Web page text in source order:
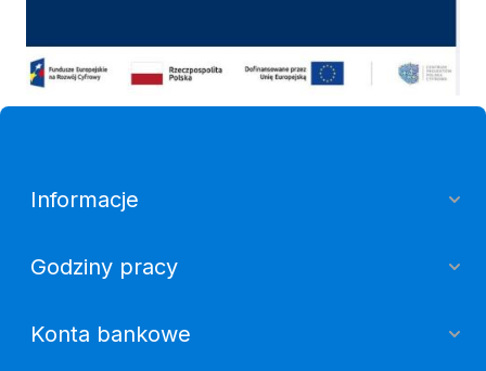
Informacje
Godziny pracy
Konta bankowe